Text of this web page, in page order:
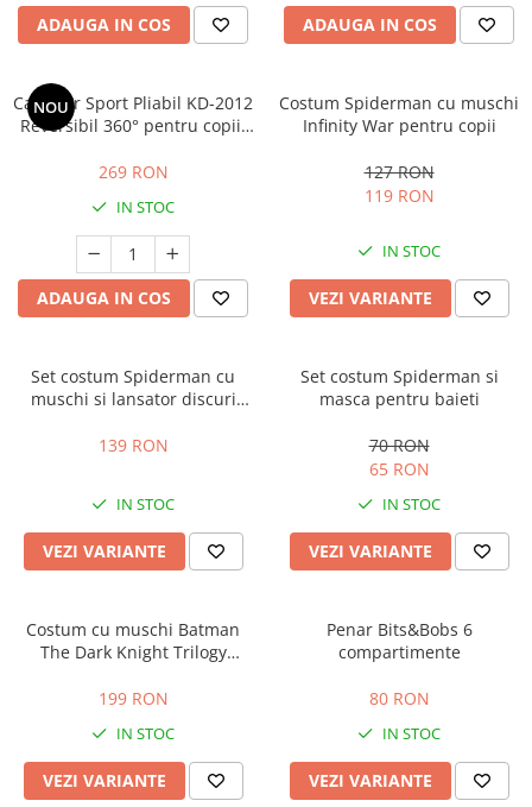
ADAUGA IN COS ADAUGA IN COS
NOU
Carucior Sport Pliabil KD-2012
Reversibil 360° pentru copii,
269 RON
IN STOC
ADAUGA IN COS
Costum Spiderman cu muschi
Infinity War pentru copii
127 RON
119 RON
IN STOC
VEZI VARIANTE
Set costum Spiderman cu
muschi si lansator discuri
139 RON
IN STOC
VEZI VARIANTE
Set costum Spiderman si
masca pentru baieti
70 RON
65 RON
IN STOC
VEZI VARIANTE
Costum cu muschi Batman
The Dark Knight Trilogy
199 RON
IN STOC
VEZI VARIANTE
Penar Bits&Bobs 6
compartimente
80 RON
IN STOC
VEZI VARIANTE